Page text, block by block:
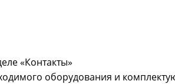
«Контакты»
оборудования и